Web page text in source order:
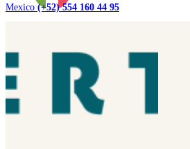
Mexico (+52) 554 160 44 95